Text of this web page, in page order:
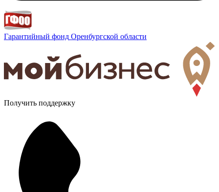
Гарантийный фонд Оренбургской области
Получить поддержку